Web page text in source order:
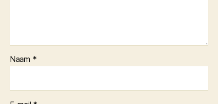
Naam *